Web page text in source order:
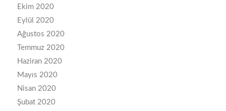
Ekim 2020
Eylül 2020
Ağustos 2020
Temmuz 2020
Haziran 2020
Mayıs 2020
Nisan 2020
Şubat 2020